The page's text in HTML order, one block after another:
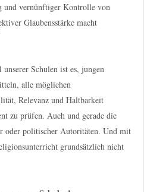
und vernünftiger Kontrolle von
Glaubensstärke macht
Schulen ist es, jungen
alle möglichen
Relevanz und Haltbarkeit
zu prüfen. Auch und gerade die
oder politischer Autoritäten. Und mit
grundsätzlich nicht